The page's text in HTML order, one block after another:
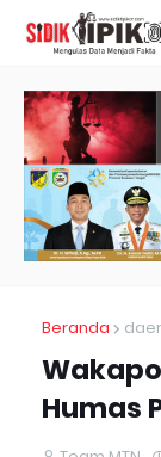
Beranda
Humas